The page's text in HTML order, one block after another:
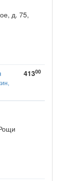
д. 75,
41300